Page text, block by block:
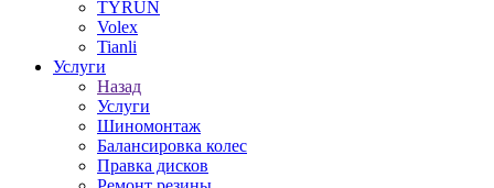
TYRUN
Volex
Tianli
Услуги
Назад
Услуги
Шиномонтаж
Балансировка колес
Правка дисков